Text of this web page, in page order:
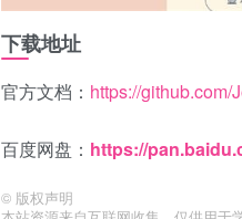
下载地址
官方文档： https://
百度网盘： https://
© 版权声明